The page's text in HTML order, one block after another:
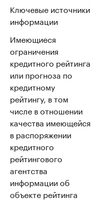
Ключевые источники
информации
Имеющиеся
ограничения
кредитного рейтинга
или прогноза по
кредитному
рейтингу, в том
числе в отношении
качества имеющейся
в распоряжении
кредитного
рейтингового
агентства
информации об
объекте рейтинга